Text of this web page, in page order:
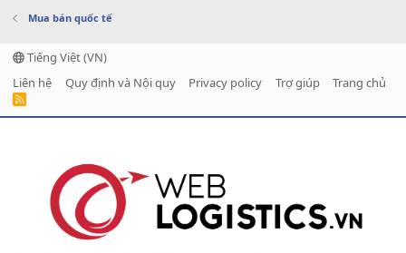
Mua bán quốc tế
Tiếng Việt (VN)
Liên hệ
Quy định và Nội quy Privacy policy Trợ giúp Trang chủ
R